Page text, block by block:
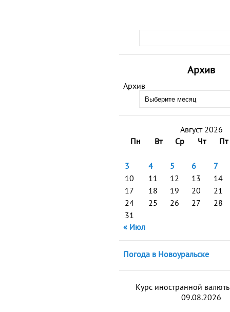
Архив
Архив
Август 2026
Пн
Вт Ср Чт Пт
3 4 5 6
7
10
11 12 13
14
17
18 19 20
21
24
25 26 27
28
31
« Июл
Погода в Новоуральске
Курс иностранной
09.08.2026